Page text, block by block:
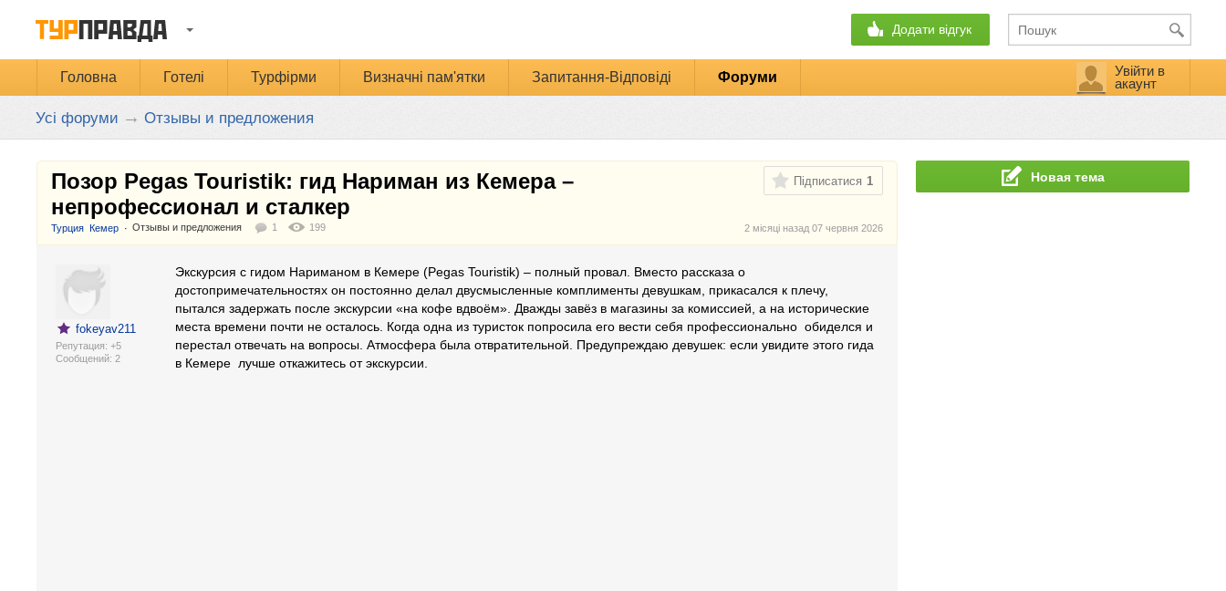
Додати відгук
Головна Готелі Турфірми Визначні пам'ятки Запитання-Відповіді Форуми
Увійти в
акаунт
Усі форуми → Отзывы и предложения
Позор Pegas Touristik: гид Нариман из Кемера –
непрофессионал и сталкер
2 місяці назад 07 червня 2026
Отзывы и предложения 1 199
Підписатися 1
fokeyav211
Репутация: +5
Cообщений: 2
Экскурсия с гидом Нариманом в Кемере (Pegas Touristik) – полный провал. Вместо рассказа о
достопримечательностях он постоянно делал двусмысленные комплименты девушкам, прикасался к плечу,
пытался задержать после экскурсии «на кофе вдвоём». Дважды завёз в магазины за комиссией, а на исторические
места времени почти не осталось. Когда одна из туристок попросила его вести себя профессионально обиделся и
перестал отвечать на вопросы. Атмосфера была отвратительной. Предупреждаю девушек: если увидите этого гида
в Кемере лучше откажитесь от экскурсии.
Турция Кемер
Новая тема